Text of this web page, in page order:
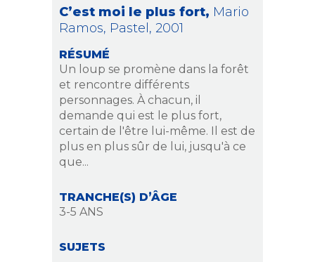
C’est moi le plus fort, Mario
Ramos, Pastel, 2001
RÉSUMÉ
Un loup se promène dans la forêt
et rencontre différents
personnages. À chacun, il
demande qui est le plus fort,
certain de l'être lui-même. Il est de
plus en plus sûr de lui, jusqu'à ce
que...
TRANCHE(S) D’ÂGE
3-5 ANS
SUJETS